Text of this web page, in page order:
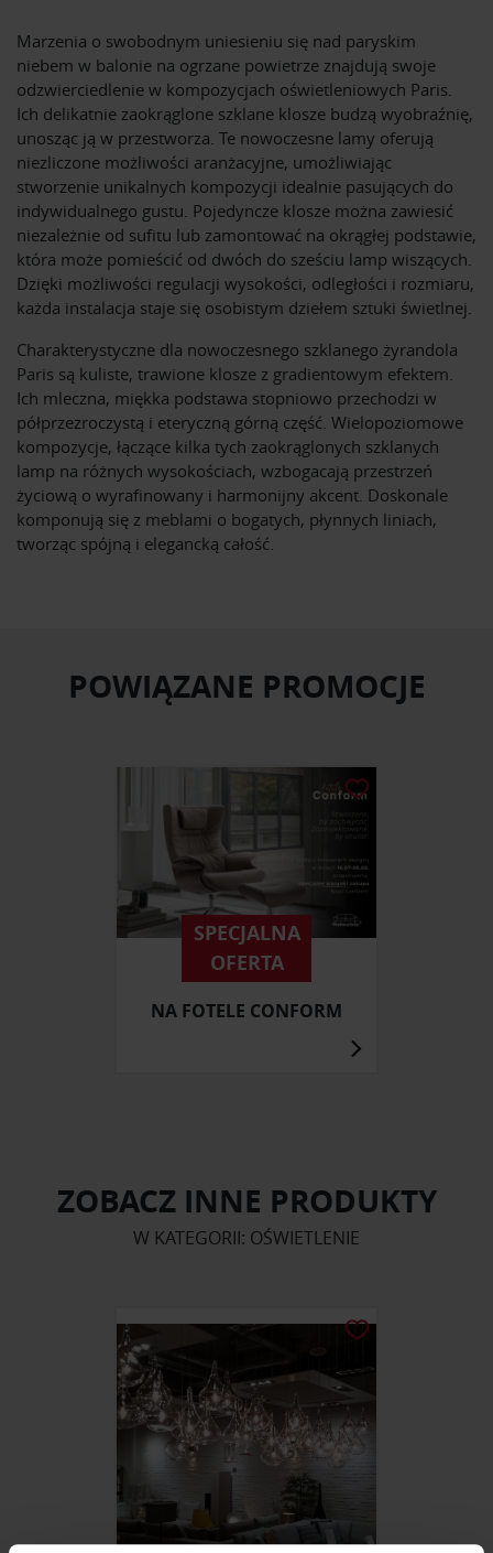
Marzenia o swobodnym uniesieniu się nad paryskim
niebem w balonie na ogrzane powietrze znajdują swoje
odzwierciedlenie w kompozycjach oświetleniowych Paris.
Ich delikatnie zaokrąglone szklane klosze budzą wyobraźnię,
unosząc ją w przestworza. Te nowoczesne lamy oferują
niezliczone możliwości aranżacyjne, umożliwiając
stworzenie unikalnych kompozycji idealnie pasujących do
indywidualnego gustu. Pojedyncze klosze można zawiesić
niezależnie od sufitu lub zamontować na okrągłej podstawie,
która może pomieścić od dwóch do sześciu lamp wiszących.
Dzięki możliwości regulacji wysokości, odległości i rozmiaru,
każda instalacja staje się osobistym dziełem sztuki świetlnej.
Charakterystyczne dla nowoczesnego szklanego żyrandola
Paris są kuliste, trawione klosze z gradientowym efektem.
Ich mleczna, miękka podstawa stopniowo przechodzi w
półprzezroczystą i eteryczną górną część. Wielopoziomowe
kompozycje, łączące kilka tych zaokrąglonych szklanych
lamp na różnych wysokościach, wzbogacają przestrzeń
życiową o wyrafinowany i harmonijny akcent. Doskonale
komponują się z meblami o bogatych, płynnych liniach,
tworząc spójną i elegancką całość.
POWIĄZANE PROMOCJE
SPECJALNA
OFERTA
NA FOTELE CONFORM
ZOBACZ INNE PRODUKTY
W KATEGORII: OŚWIETLENIE